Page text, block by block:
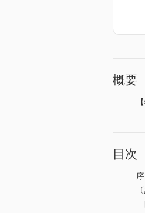
概要
目次